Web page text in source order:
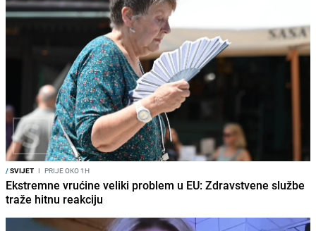
/SVIJET I PRIJE OKO 1H
Ekstremne vrućine veliki problem u EU: Zdravstvene službe
traže hitnu reakciju